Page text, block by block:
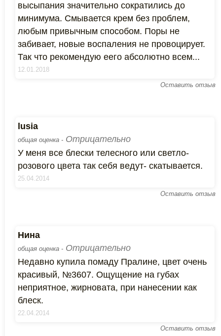
высыпания значительно сократились до
минимума. Смывается крем без проблем,
любым привычным способом. Поры не
забивает, новые воспаления не провоцирует.
Так что рекомендую еего абсолютно всем...
12.01.2018
Оставить отзыв
lusia
общая оценка - Отрицательно
У меня все блески телесного или светло-
розового цвета так себя ведут- скатывается.
25.04.2014
Оставить отзыв
Нина
общая оценка - Отрицательно
Недавно купила помаду Пралине, цвет очень
красивый, №3607. Ощущение на губах
неприятное, жирновата, при нанесении как
блеск.
22.04.2014
Оставить отзыв